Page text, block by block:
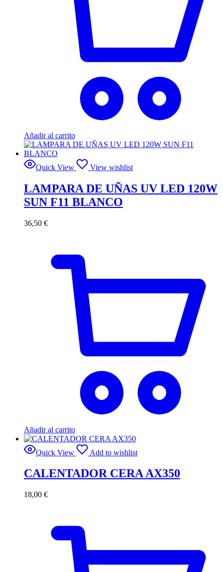
Añadir al carrito
Quick View View wishlist
LAMPARA DE UÑAS UV LED 120W
SUN F11 BLANCO
36,50 €
Añadir al carrito
Quick View Add to wishlist
CALENTADOR CERA AX350
18,00 €